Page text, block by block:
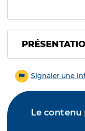
Signaler une
Le contenu